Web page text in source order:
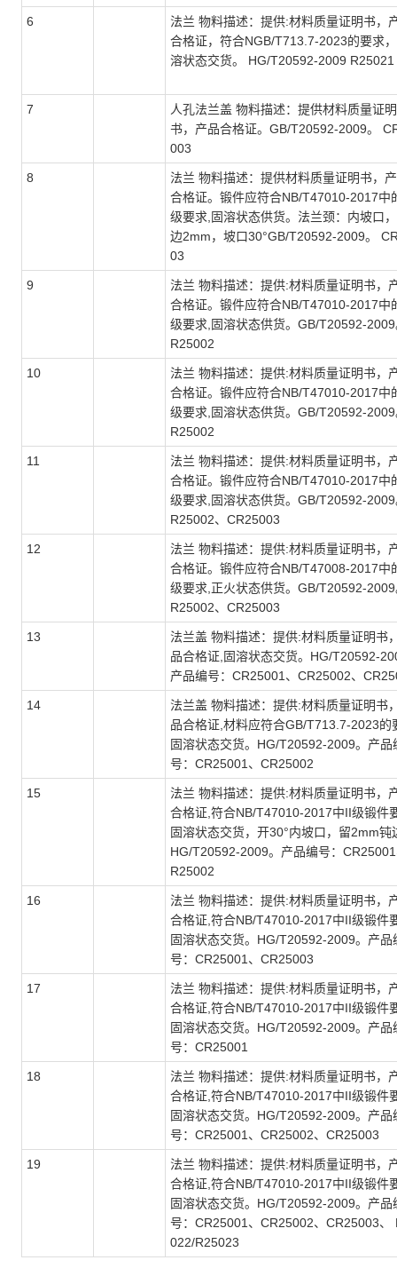
6
法兰 物料描述：提供:材料质量证明书，
合格证，符合NGB/T713.7-2023的要求
溶状态交货。 HG/T20592-2009 R25021
7
人孔法兰盖 物料描述：提供材料质量证明
书，产品合格证。GB/T20592-2009。
003
8
法兰 物料描述：提供材料质量证明书，
合格证。锻件应符合NB/T47010-2017中
级要求,固溶状态供货。法兰颈：内坡口
边2mm，坡口30°GB/T20592-2009。
03
9
法兰 物料描述：提供:材料质量证明书，
合格证。锻件应符合NB/T47010-2017中
级要求,固溶状态供货。GB/T20592-
R25002
10
法兰 物料描述：提供:材料质量证明书，
合格证。锻件应符合NB/T47010-2017中
级要求,固溶状态供货。GB/T20592-
R25002
11
法兰 物料描述：提供:材料质量证明书，
合格证。锻件应符合NB/T47010-2017中
级要求,固溶状态供货。GB/T20592-
R25002、CR25003
12
法兰 物料描述：提供:材料质量证明书，
合格证。锻件应符合NB/T47008-2017中
级要求,正火状态供货。GB/T20592-
R25002、CR25003
13
法兰盖 物料描述：提供:材料质量证明书
品合格证,固溶状态交货。HG/T20592-
产品编号：CR25001、CR25002、
14
法兰盖 物料描述：提供:材料质量证明书
品合格证,材料应符合GB/T713.7-2023的
固溶状态交货。HG/T20592-2009。产品
号：CR25001、CR25002
15
法兰 物料描述：提供:材料质量证明书，
合格证,符合NB/T47010-2017中II级锻件
固溶状态交货，开30°内坡口，留2mm钝
HG/T20592-2009。产品编号：
R25002
16
法兰 物料描述：提供:材料质量证明书，
合格证,符合NB/T47010-2017中II级锻件
固溶状态交货。HG/T20592-2009。产品
号：CR25001、CR25003
17
法兰 物料描述：提供:材料质量证明书，
合格证,符合NB/T47010-2017中II级锻件
固溶状态交货。HG/T20592-2009。产品
号：CR25001
18
法兰 物料描述：提供:材料质量证明书，
合格证,符合NB/T47010-2017中II级锻件
固溶状态交货。HG/T20592-2009。产品
号：CR25001、CR25002、CR25003
19
法兰 物料描述：提供:材料质量证明书，
合格证,符合NB/T47010-2017中II级锻件
固溶状态交货。HG/T20592-2009。产品
号：CR25001、CR25002、CR25003、
022/R25023